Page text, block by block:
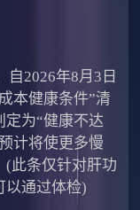
自2026年8月3日
本健康条件”清
为“健康不达
计将使更多慢
(此条仅针对肝功
以通过体检)